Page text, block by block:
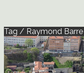
Tag / Raymond Barre